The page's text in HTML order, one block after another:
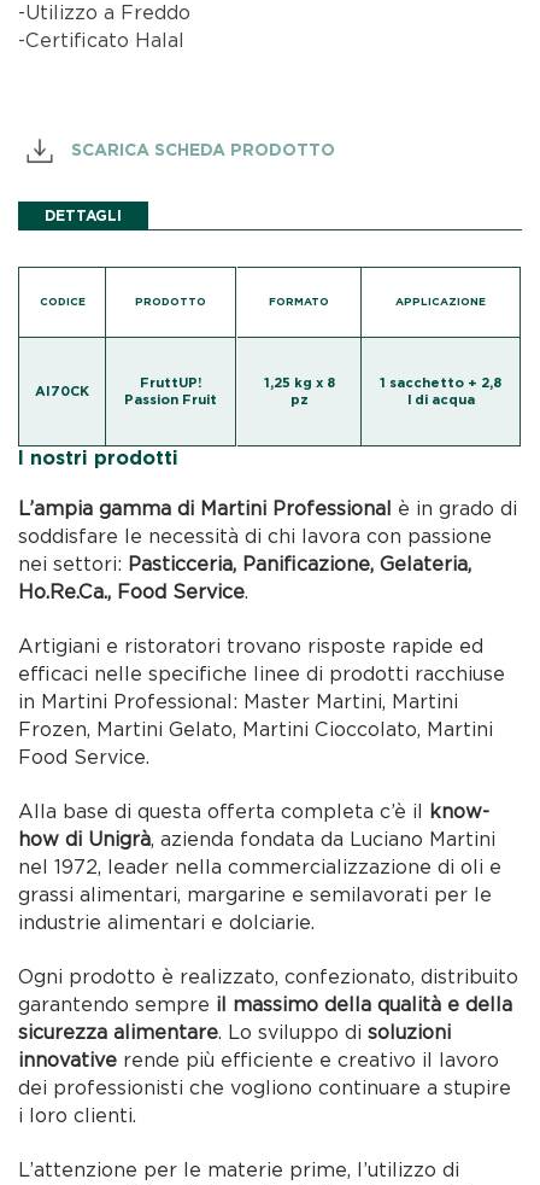
-Utilizzo a Freddo
-Certificato Halal
SCARICA SCHEDA PRODOTTO
DETTAGLI
CODICE PRODOTTO
AI70CK
FruttUP!
Passion Fruit
FORMATO APPLICAZIONE
1,25 kg x 8
pz
1 sacchetto + 2,8
l di acqua
I nostri prodotti
L’ampia gamma di Martini Professional è in grado di
soddisfare le necessità di chi lavora con passione
nei settori: Pasticceria, Panificazione, Gelateria,
Ho.Re.Ca., Food Service.
Artigiani e ristoratori trovano risposte rapide ed
efficaci nelle specifiche linee di prodotti racchiuse
in Martini Professional: Master Martini, Martini
Frozen, Martini Gelato, Martini Cioccolato, Martini
Food Service.
Alla base di questa offerta completa c’è il know-
how di Unigrà, azienda fondata da Luciano Martini
nel 1972, leader nella commercializzazione di oli e
grassi alimentari, margarine e semilavorati per le
industrie alimentari e dolciarie.
Ogni prodotto è realizzato, confezionato, distribuito
garantendo sempre il massimo della qualità e della
sicurezza alimentare. Lo sviluppo disoluzioni
innovative rende più efficiente e creativo il lavoro
dei professionisti che vogliono continuare a stupire
i loro clienti.
L’attenzione per le materie prime, l’utilizzo di